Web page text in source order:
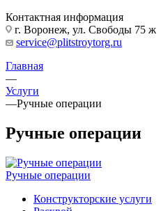
Контактная информация
г. Воронеж, ул. Свободы 75 ж
service@plitstroytorg.ru
Главная
—
Услуги
—Ручные операции
Ручные операции
Ручные операции
Конструкторские услуги